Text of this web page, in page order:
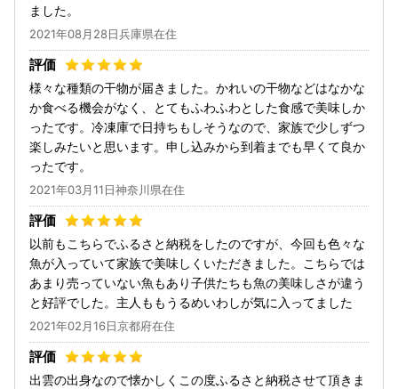
ました。
2021年08月28日兵庫県在住
様々な種類の干物が届きました。かれいの干物などはなかな
か食べる機会がなく、とてもふわふわとした食感で美味しか
ったです。冷凍庫で日持ちもしそうなので、家族で少しずつ
楽しみたいと思います。申し込みから到着までも早くて良か
ったです。
2021年03月11日神奈川県在住
以前もこちらでふるさと納税をしたのですが、今回も色々な
魚が入っていて家族で美味しくいただきました。こちらでは
あまり売っていない魚もあり子供たちも魚の美味しさが違う
と好評でした。主人ももうるめいわしが気に入ってました
2021年02月16日京都府在住
出雲の出身なので懐かしくこの度ふるさと納税させて頂きま